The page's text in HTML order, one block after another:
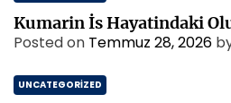
Kumarin İs Hayatindaki
Posted on Temmuz 28, 2026
UNCATEGORIZED